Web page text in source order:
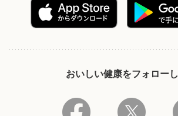
おいしい健康をフォロー